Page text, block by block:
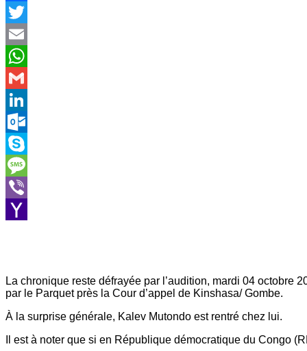
Facebook
Twitter
Email
WhatsApp
Gmail
LinkedIn
Outlook.com
Skype
Message
Viber
La chronique reste défrayée par l’audition, mardi 04 octobre
par le Parquet près la Cour d’appel de Kinshasa/ Gombe.
À la surprise générale, Kalev Mutondo est rentré chez lui.
Il est à noter que si en République démocratique du Congo